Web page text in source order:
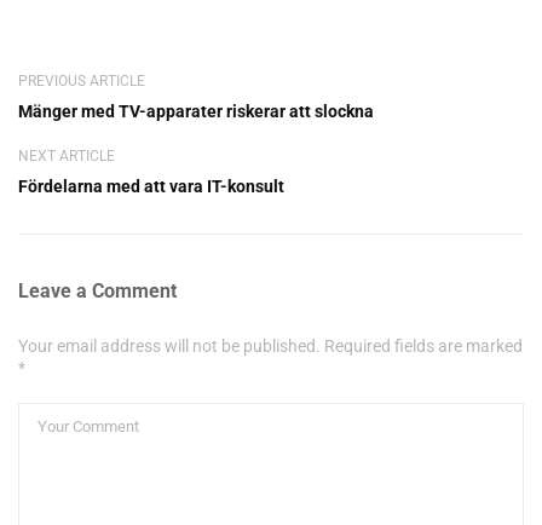
PREVIOUS ARTICLE
Mänger med TV-apparater riskerar att slockna
NEXT ARTICLE
Fördelarna med att vara IT-konsult
Leave a Comment
Your email address will not be published. Required fields are marked
*